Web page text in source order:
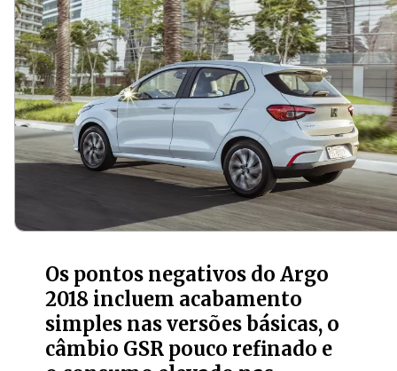
Os pontos negativos do Argo
2018 incluem acabamento
simples nas versões básicas, o
câmbio GSR pouco refinado e